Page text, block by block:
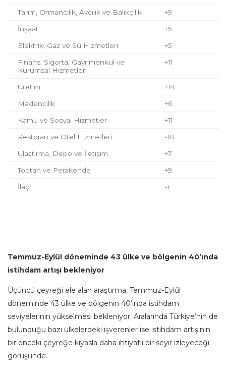
Tarım, Ormancılık, Avcılık ve Balıkçılık +9
İnşaat +5
Elektrik, Gaz ve Su Hizmetleri +5
Finans, Sigorta, Gayrimenkul ve
Kurumsal Hizmetler
+11
Üretim +14
Madencilik +6
Kamu ve Sosyal Hizmetler +11
Restoran ve Otel Hizmetleri -10
Ulaştırma, Depo ve İletişim +7
Toptan ve Perakende +9
İlaç -1
Temmuz-Eylül döneminde 43 ülke ve bölgenin 40’ında
istihdam artışı bekleniyor
Üçüncü çeyreği ele alan araştırma, Temmuz-Eylül
döneminde 43 ülke ve bölgenin 40’ında istihdam
seviyelerinin yükselmesi bekleniyor. Aralarında Türkiye’nin de
bulunduğu bazı ülkelerdeki işverenler ise istihdam artışının
bir önceki çeyreğe kıyasla daha ihtiyatlı bir seyir izleyeceği
görüşünde.